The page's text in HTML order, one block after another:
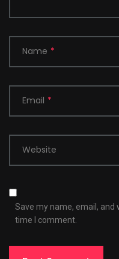
Name *
Email *
Website
Save my name, email,
time I comment.